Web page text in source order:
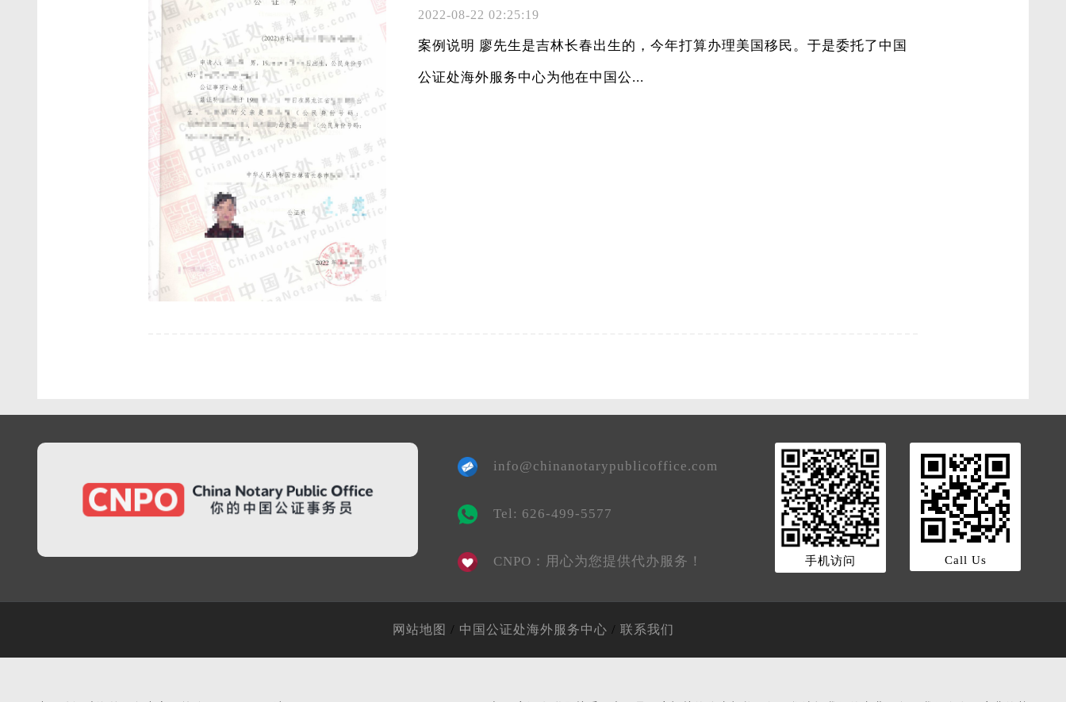
2022-08-22 02:25:19
案例说明 廖先生是吉林长春出生的，今年打算办理美国移民。于是委托了中国
公证处海外服务中心为他在中国公...
info@chinanotarypublicoffice.com
Tel: 626-499-5577
CNPO：用心为您提供代办服务！ 手机访问 Call Us
网站地图 / 中国公证处海外服务中心 / 联系我们